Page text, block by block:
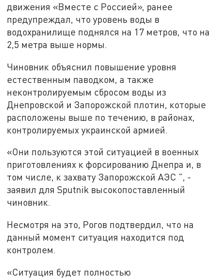
движения «Вместе с Россией», ранее
предупреждал, что уровень воды в
водохранилище поднялся на 17 метров, что на
2,5 метра выше нормы.
Чиновник объяснил повышение уровня
естественным паводком, а также
неконтролируемым сбросом воды из
Днепровской и Запорожской плотин, которые
расположены выше по течению, в районах,
контролируемых украинской армией.
«Они пользуются этой ситуацией в военных
приготовлениях к форсированию Днепра и, в
том числе, к захвату Запорожской АЭС ", -
заявил для Sputnik высокопоставленный
чиновник.
Несмотря на это, Рогов подтвердил, что на
данный момент ситуация находится под
контролем.
«Ситуация будет полностью